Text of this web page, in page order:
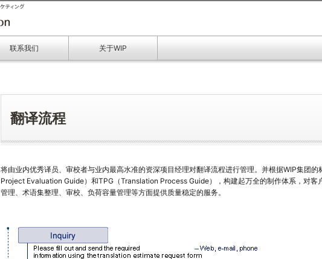
联系我们 关于WIP
翻译流程
将由业内优秀译员、审校者与业内最高水准的资深项目经理对翻译流程进行管理。并根据WIP集团
Project Evaluation Guide）和TPG（Translation Process Guide），构建起万全的制作体系，对客
管理、术语集整理、审校、负荷容量管理等方面提供质量稳定的服务。